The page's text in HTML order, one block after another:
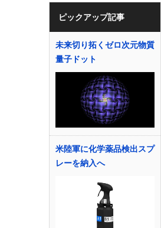
ピックアップ記事
未来切り拓くゼロ次元物質
量子ドット
米陸軍に化学薬品検出スプ
レーを納入へ